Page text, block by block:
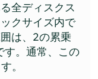
全ディスクス
クサイズ内で
は、2の累乗
す。通常、この
。